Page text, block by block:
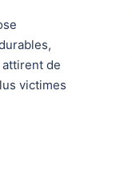
attirent de
victimes